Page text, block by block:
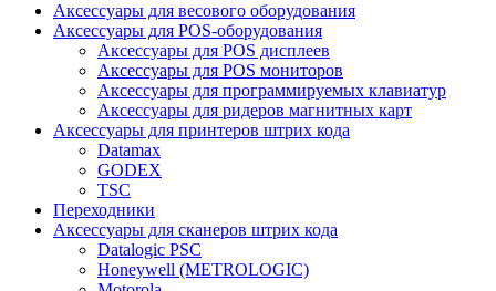
Аксессуары для весового оборудования
Аксессуары для POS-оборудования
Аксессуары для POS дисплеев
Аксессуары для POS мониторов
Аксессуары для программируемых клавиатур
Аксессуары для ридеров магнитных карт
Аксессуары для принтеров штрих кода
Datamax
GODEX
TSC
Переходники
Аксессуары для сканеров штрих кода
Datalogic PSC
Honeywell (METROLOGIC)